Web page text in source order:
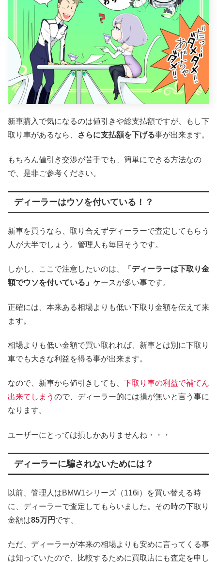
新車購入で気になるのは値引きや総支払額ですが、もし下
取り車があるなら、
さらに支払額を下げる事が出来ます。
もちろん値引き交渉が苦手でも、簡単にできる方法なの
で、是非ご参考ください。
ディーラーはウソを付いている！？
新車を買うなら、取り合えずディーラーで査定してもらう
人が大半でしょう。管理人も毎回そうです。
しかし、ここで注意したいのは、
「ディーラーは下取り金
額でウソを付いている」 ケースが多い事です。
正確には、本来ある相場よりも低い下取り金額を伝えて来
ます。
相場よりも低い金額で買い取れれば、新車とは別に下取り
車でも大きな利益を得る事が出来ます。
なので、新車から値引きしても、 下取り車の利益で補てん
出来てしまう ので、ディーラー的には損が無いと言う事に
なります。
ユーザーにとっては損しかありませんね・・・
ディーラーに騙されないためには？
以前、管理人はBMW1シリーズ（116i）を買い替える時
に、ディーラーで査定してもらいました。その時の下取り
金額は85万円 です。
ただ、ディーラーが本来の相場よりも安めに言ってくる事
は知っていたので、比較するために買取店にも査定を申し